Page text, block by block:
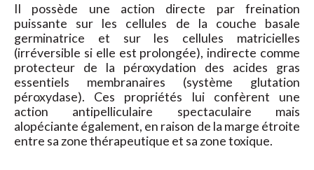
Il possède une action directe par freination
puissante sur les cellules de la couche basale
germinatrice et sur les cellules matricielles
(irréversible si elle est prolongée), indirecte comme
protecteur de la péroxydation des acides gras
essentiels membranaires (système glutation
péroxydase). Ces propriétés lui confèrent une
action antipelliculaire spectaculaire mais
alopéciante également, en raison de la marge étroite
entre sa zone thérapeutique et sa zone toxique.